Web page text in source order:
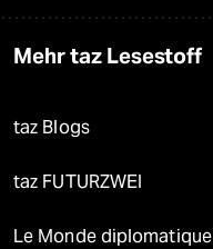
Mehr taz Lesestoff
taz Blogs
taz FUTURZWEI
Le Monde diplomatique